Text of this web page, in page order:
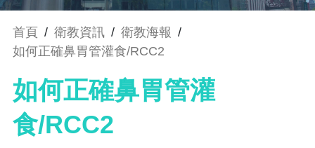
首頁 / 衛教資訊 / 衛教海報 /
如何正確鼻胃管灌食/RCC2
如何正確鼻胃管灌
食/RCC2